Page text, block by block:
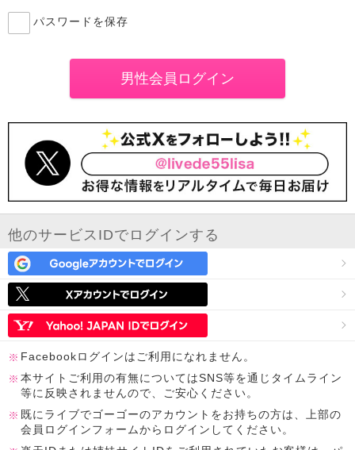
パスワードを保存
他のサービスIDでログインする
Facebookログインはご利用になれません。
本サイトご利用の有無についてはSNS等を通じタイムライン
等に反映されませんので、ご安心ください。
既にライブでゴーゴーのアカウントをお持ちの方は、上部の
会員ログインフォームからログインしてください。